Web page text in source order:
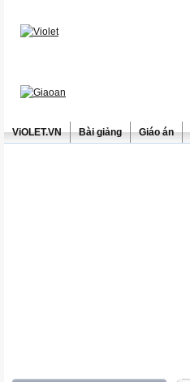
ViOLET.VN Bài giảng Giáo án